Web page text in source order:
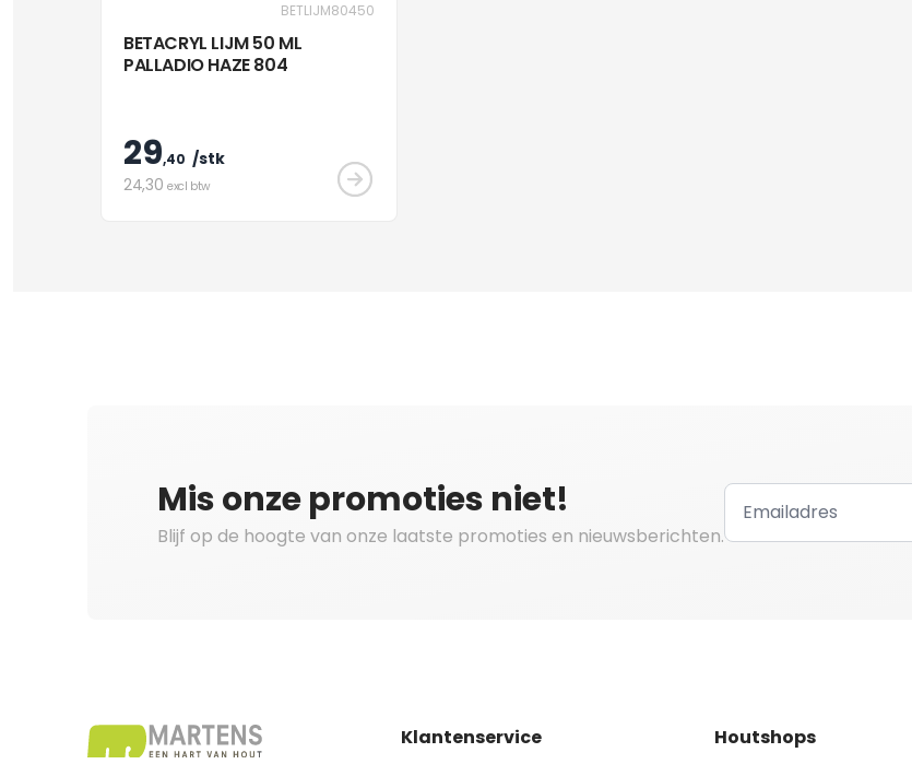
BETLIJM80450
BETACRYL LIJM 50 ML
PALLADIO HAZE 804
29,40 /stk
24,30 excl btw
Mis onze promoties niet!
Blijf op de hoogte van onze laatste promoties en nieuwsberichten.
Klantenservice Houtshops